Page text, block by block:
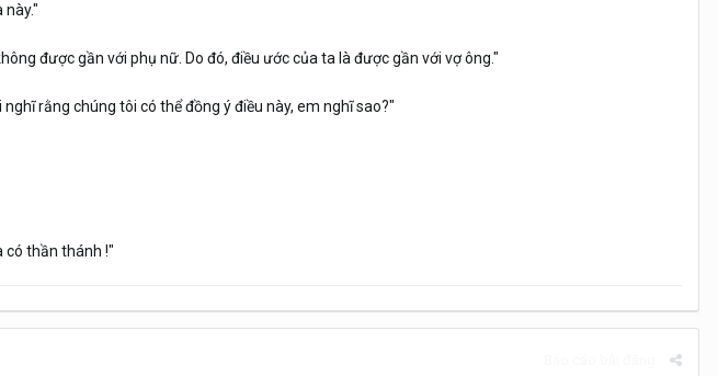
này."
được gần với phụ nữ. Do đó, điều ước của ta là được gần với vợ ông."
rằng chúng tôi có thể đồng ý điều này, em nghĩ sao?"
có thần thánh !"